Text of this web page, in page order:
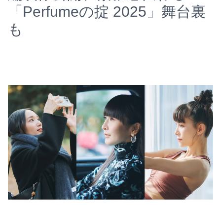
「Perfumeの掟 2025」舞台裏
も